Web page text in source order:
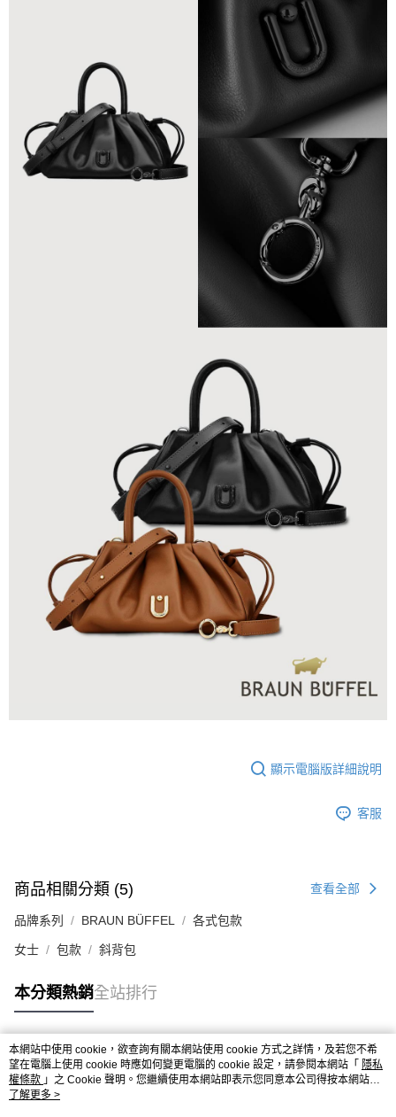
顯示電腦版詳細說明
客服
商品相關分類 (5) 查看全部
品牌系列 BRAUN BÜFFEL 各式包款
女士 包款 斜背包
本分類熱銷全站排行
熱門標籤
本網站中使用 cookie，欲查詢有關本網站使用 cookie 方式之詳情，及若您不希
望在電腦上使用 cookie 時應如何變更電腦的 cookie 設定，請參閱本網站「 隱私
權條款 」之 Cookie 聲明。您繼續使用本網站即表示您同意本公司得按本網站使
用條款之 Cookie 聲明使用 cookie。
了解更多 >